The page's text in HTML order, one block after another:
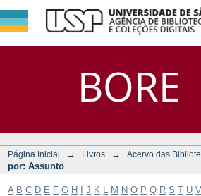
BORE
Filtrar
Assunto
DSpace/Manakin +
Página Inicial → Livros → Acervo das
por: Assunto
A B C D E F G H J K M N O P Q R S T U V